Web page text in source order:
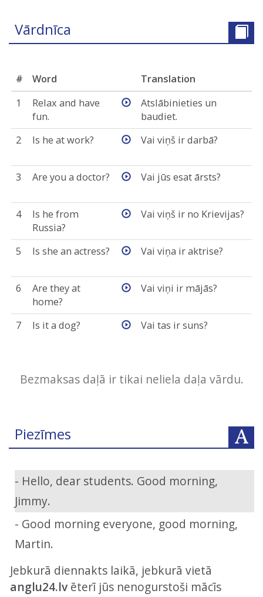
Vārdnīca
# Word
Translation
1
Relax and have
fun.
Atslābinieties un
baudiet.
2
Is he at work? Vai viņš ir darbā?
3 Are you a doctor? Vai jūs esat ārsts?
4
Is he from
Russia?
Vai viņš ir no Krievijas?
5 Is she an actress? Vai viņa ir aktrise?
6
Are they at
home?
Vai viņi ir mājās?
7 Is it a dog? Vai tas ir suns?
Bezmaksas daļā ir tikai neliela daļa vārdu.
Piezīmes
- Hello, dear students. Good morning,
Jimmy.
- Good morning everyone, good morning,
Martin.
Jebkurā diennakts laikā, jebkurā vietā
anglu24.lvēterī jūs nenogurstoši mācīs